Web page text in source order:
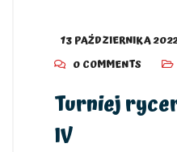
13 PAŹDZIERNIKA
0 COMMENTS
Turniej
IV